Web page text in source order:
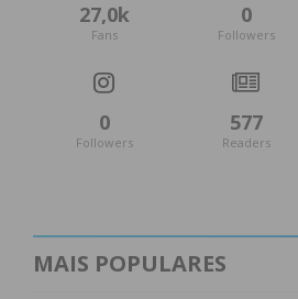
27,0k
Fans
0
Followers
0
Followers
577
Readers
MAIS POPULARES